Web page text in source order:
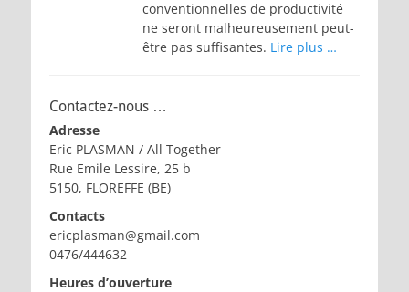
conventionnelles de productivité
ne seront malheureusement peut-
être pas suffisantes. Lire plus …
Contactez-nous …
Adresse
Eric PLASMAN / All Together
Rue Emile Lessire, 25 b
5150, FLOREFFE (BE)
Contacts
ericplasman@gmail.com
0476/444632
Heures d’ouverture